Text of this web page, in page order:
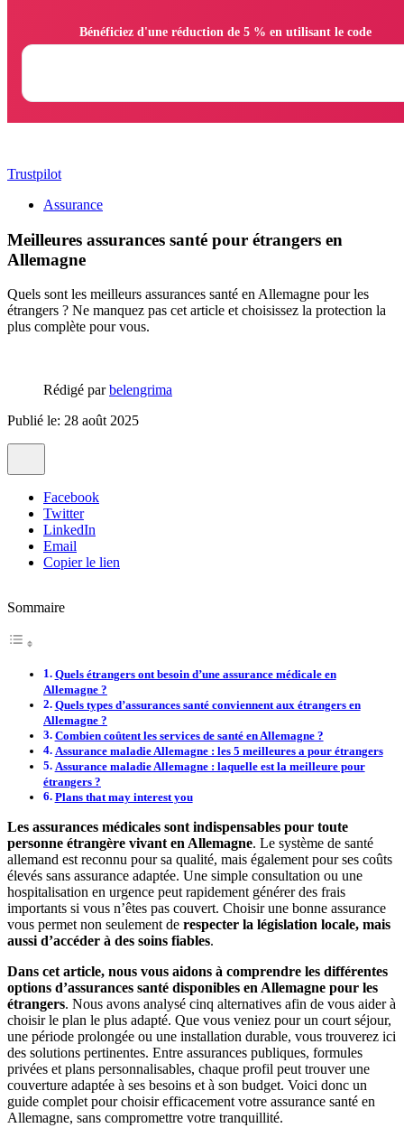
Trustpilot
Assurance
Meilleures assurances santé pour étrangers en
Allemagne
Quels sont les meilleurs assurances santé en Allemagne pour les
étrangers ? Ne manquez pas cet article et choisissez la protection la
plus complète pour vous.
Rédigé parbelengrima
Publié le: 28 août 2025
Facebook
Twitter
LinkedIn
Email
Copier le lien
Sommaire
Quels étrangers ont besoin d’une assurance médicale en
Allemagne ?
Quels types d’assurances santé conviennent aux étrangers en
Allemagne ?
Combien coûtent les services de santé en Allemagne ?
Assurance maladie Allemagne : les 5 meilleures a pour étrangers
Assurance maladie Allemagne : laquelle est la meilleure pour
étrangers ?
Plans that may interest you
Les assurances médicales sont indispensables pour toute
personne étrangère vivant en Allemagne. Le système de santé
allemand est reconnu pour sa qualité, mais également pour ses coûts
élevés sans assurance adaptée. Une simple consultation ou une
hospitalisation en urgence peut rapidement générer des frais
importants si vous n’êtes pas couvert. Choisir une bonne assurance
vous permet non seulement de respecter la législation locale, mais
aussi d’accéder à des soins fiables.
Dans cet article, nous vous aidons à comprendre les différentes
options d’assurances santé disponibles en Allemagne pour les
étrangers. Nous avons analysé cinq alternatives afin de vous aider à
choisir le plan le plus adapté. Que vous veniez pour un court séjour,
une période prolongée ou une installation durable, vous trouverez ici
des solutions pertinentes. Entre assurances publiques, formules
privées et plans personnalisables, chaque profil peut trouver une
couverture adaptée à ses besoins et à son budget. Voici donc un
guide complet pour choisir efficacement votre assurance santé en
Allemagne, sans compromettre votre tranquillité.